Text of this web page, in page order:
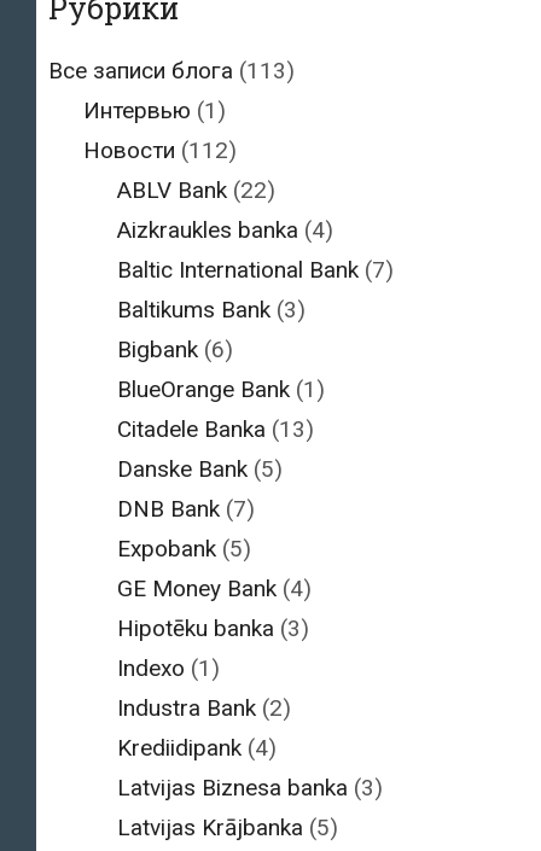
Все записи блога (113)
Интервью (1)
Новости (112)
ABLV Bank (22)
Aizkraukles banka (4)
Baltic International Bank (7)
Baltikums Bank (3)
Bigbank (6)
BlueOrange Bank (1)
Citadele Banka (13)
Danske Bank (5)
DNB Bank (7)
Expobank (5)
GE Money Bank (4)
Hipotēku banka (3)
Indexo (1)
Industra Bank (2)
Krediidipank (4)
Latvijas Biznesa banka (3)
Latvijas Krājbanka (5)